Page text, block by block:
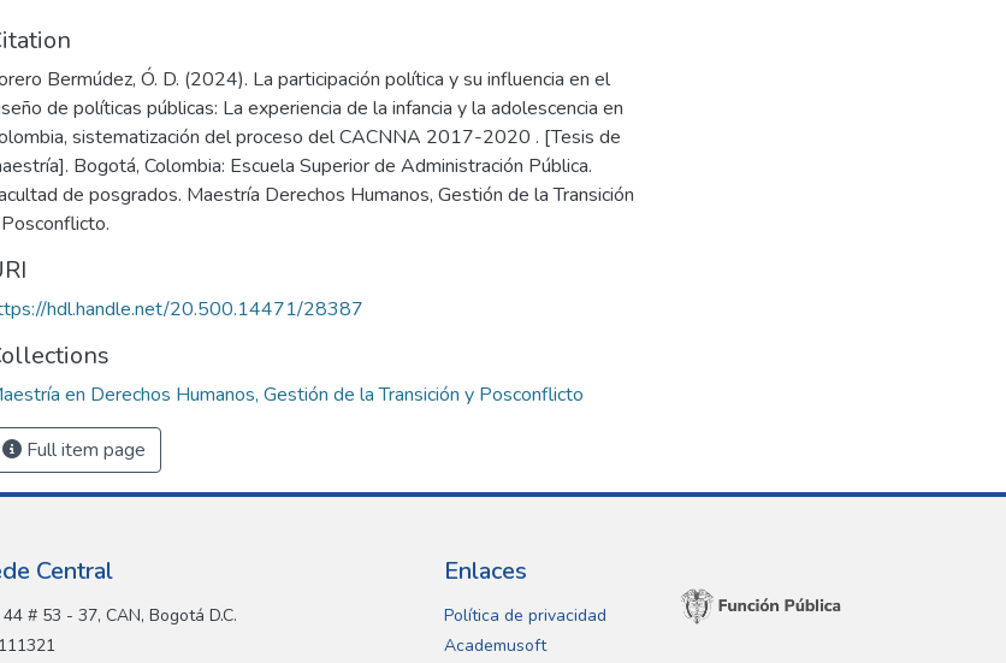
Bermúdez, Ó. D. (2024). La participación política y su influencia en el
de políticas públicas: La experiencia de la infancia y la adolescencia en
sistematización del proceso del CACNNA 2017-2020 . [Tesis de
Bogotá, Colombia: Escuela Superior de Administración Pública.
de posgrados. Maestría Derechos Humanos, Gestión de la Transición
hdl.handle.net/20.500.14471/28387
en Derechos Humanos, Gestión de la Transición y Posconflicto
Full item page
Central
# 53 - 37, CAN, Bogotá D.C.
111321
Enlaces
Política de privacidad
Academusoft